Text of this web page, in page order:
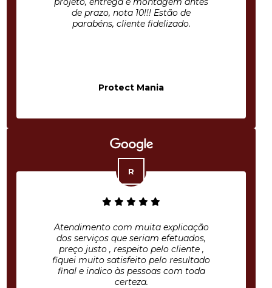
de prazo, nota 10!!! Estão de
parabéns, cliente fidelizado.
Protect Mania
Atendimento com muita explicação
dos serviços que seriam efetuados,
preço justo , respeito pelo cliente ,
fiquei muito satisfeito pelo resultado
final e indico às pessoas com toda
certeza.